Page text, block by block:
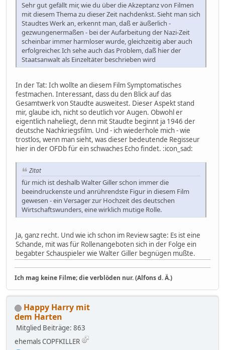
Sehr gut gefällt mir, wie du über die Akzeptanz von Filmen
mit diesem Thema zu dieser Zeit nachdenkst. Sieht man sich
Staudtes Werk an, erkennt man, daß er äußerlich -
gezwungenermaßen - bei der Aufarbeitung der Nazi-Zeit
scheinbar immer harmloser wurde, gleichzeitig aber auch
erfolgreicher. Ich sehe auch das Problem, daß hier der
Staatsanwalt als Einzeltäter beschrieben wird
In der Tat: Ich wollte an diesem Film Symptomatisches
festmachen. Interessant, dass du den Blick auf das
Gesamtwerk von Staudte ausweitest. Dieser Aspekt stand
mir, glaube ich, nicht so deutlich vor Augen. Obwohl er
eigentlich naheliegt, denn mit Staudte beginnt ja 1946 der
deutsche Nachkriegsfilm. Und - ich wiederhole mich - wie
trostlos, wenn man sieht, was dieser bedeutende Regisseur
hier in der OFDb für ein schwaches Echo findet. :icon_sad:
Zitat
für mich ist deshalb Walter Giller schon immer die
beeindruckenste und anrührendste Figur in diesem Film
gewesen - ein Versager zur Hochzeit des deutschen
Wirtschaftswunders, eine wirklich mutige Rolle.
Ja, ganz recht. Und wie ich schon im Review sagte: Es ist eine
Schande, mit was für Rollenangeboten sich in der Folge ein
begabter Schauspieler wie Walter Giller begnügen mußte.
Ich mag keine Filme; die verblöden nur. (Alfons d. Ä.)
Happy Harry mit
dem Harten
Mitglied Beiträge: 863
ehemals COPFKILLER